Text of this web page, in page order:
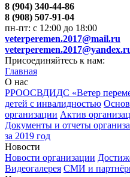
8 (904) 340-44-86
8 (908) 507-91-04
пн-пт: с 12:00 до 18:00
veterperemen.2017@mail.ru
Присоединяйтесь к нам:
Главная
О нас
РРООСВДИДС «Ветер
детей с инвалидностью
организации Актив
Документы и отчеты
за 2019 год
Новости
Новости организации
Видеогалерея СМИ и